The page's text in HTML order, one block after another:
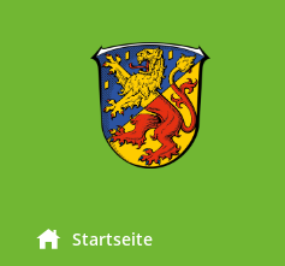
Startseite